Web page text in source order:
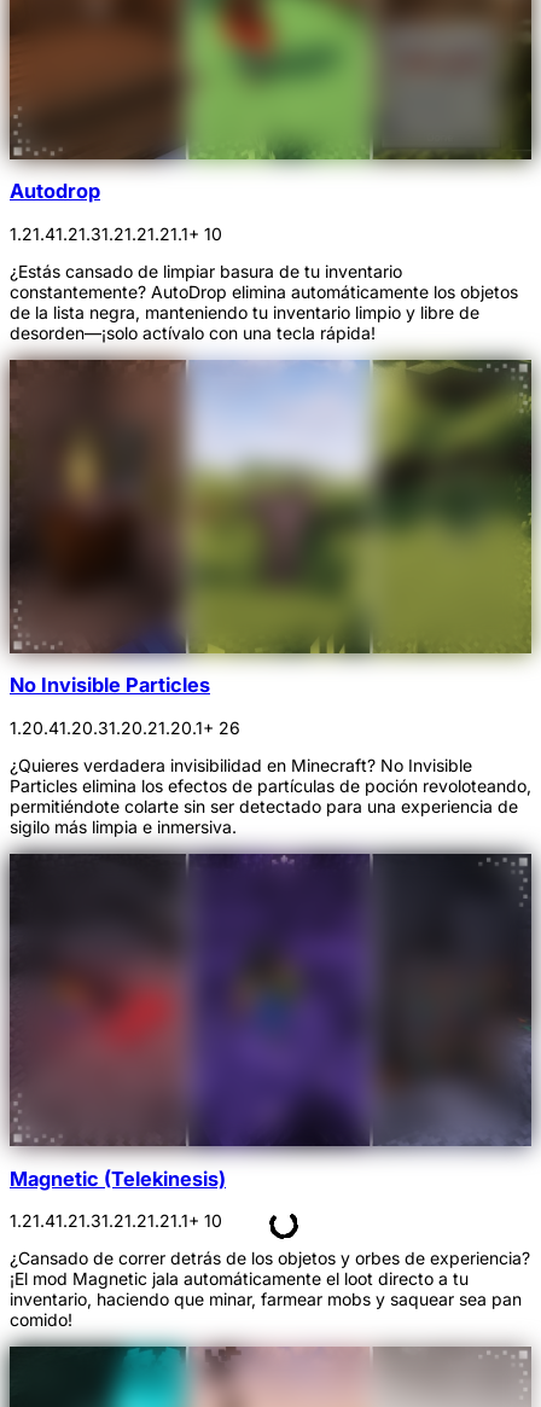
Autodrop
1.21.41.21.31.21.21.21.1+ 10
¿Estás cansado de limpiar basura de tu inventario
constantemente? AutoDrop elimina automáticamente los objetos
de la lista negra, manteniendo tu inventario limpio y libre de
desorden—¡solo actívalo con una tecla rápida!
No Invisible Particles
1.20.41.20.31.20.21.20.1+ 26
¿Quieres verdadera invisibilidad en Minecraft? No Invisible
Particles elimina los efectos de partículas de poción revoloteando,
permitiéndote colarte sin ser detectado para una experiencia de
sigilo más limpia e inmersiva.
Magnetic (Telekinesis)
1.21.41.21.31.21.21.21.1+ 10
¿Cansado de correr detrás de los objetos y orbes de experiencia?
¡El mod Magnetic jala automáticamente el loot directo a tu
inventario, haciendo que minar, farmear mobs y saquear sea pan
comido!